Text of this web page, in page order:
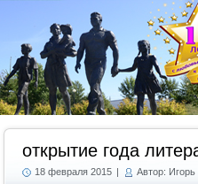
открытие года
18 февраля 2015 | Автор: